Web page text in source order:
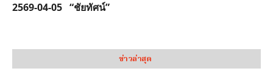
2569-04-05 “ชัยทัศน์”
ข่าวล่าสุด